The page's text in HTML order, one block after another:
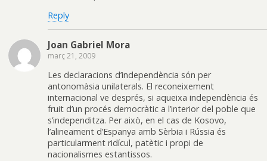
Reply
Joan Gabriel Mora
març 21, 2009
Les declaracions d’independència són per
antonomàsia unilaterals. El reconeixement
internacional ve després, si aqueixa independència és
fruit d’un procés democràtic a l’interior del poble que
s’independitza. Per això, en el cas de Kosovo,
l’alineament d’Espanya amb Sèrbia i Rússia és
particularment ridícul, patètic i propi de
nacionalismes estantissos.